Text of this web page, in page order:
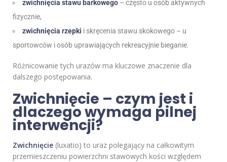
zwichnięcia stawu barkowego – często u osób aktywnych
fizycznie,
zwichnięcia rzepki i skręcenia stawu skokowego – u
sportowców i osób uprawiających rekreacyjnie bieganie.
Różnicowanie tych urazów ma kluczowe znaczenie dla
dalszego postępowania.
Zwichnięcie – czym jest i
dlaczego wymaga pilnej
interwencji?
Zwichnięcie (luxatio) to uraz polegający na całkowitym
przemieszczeniu powierzchni stawowych kości względem